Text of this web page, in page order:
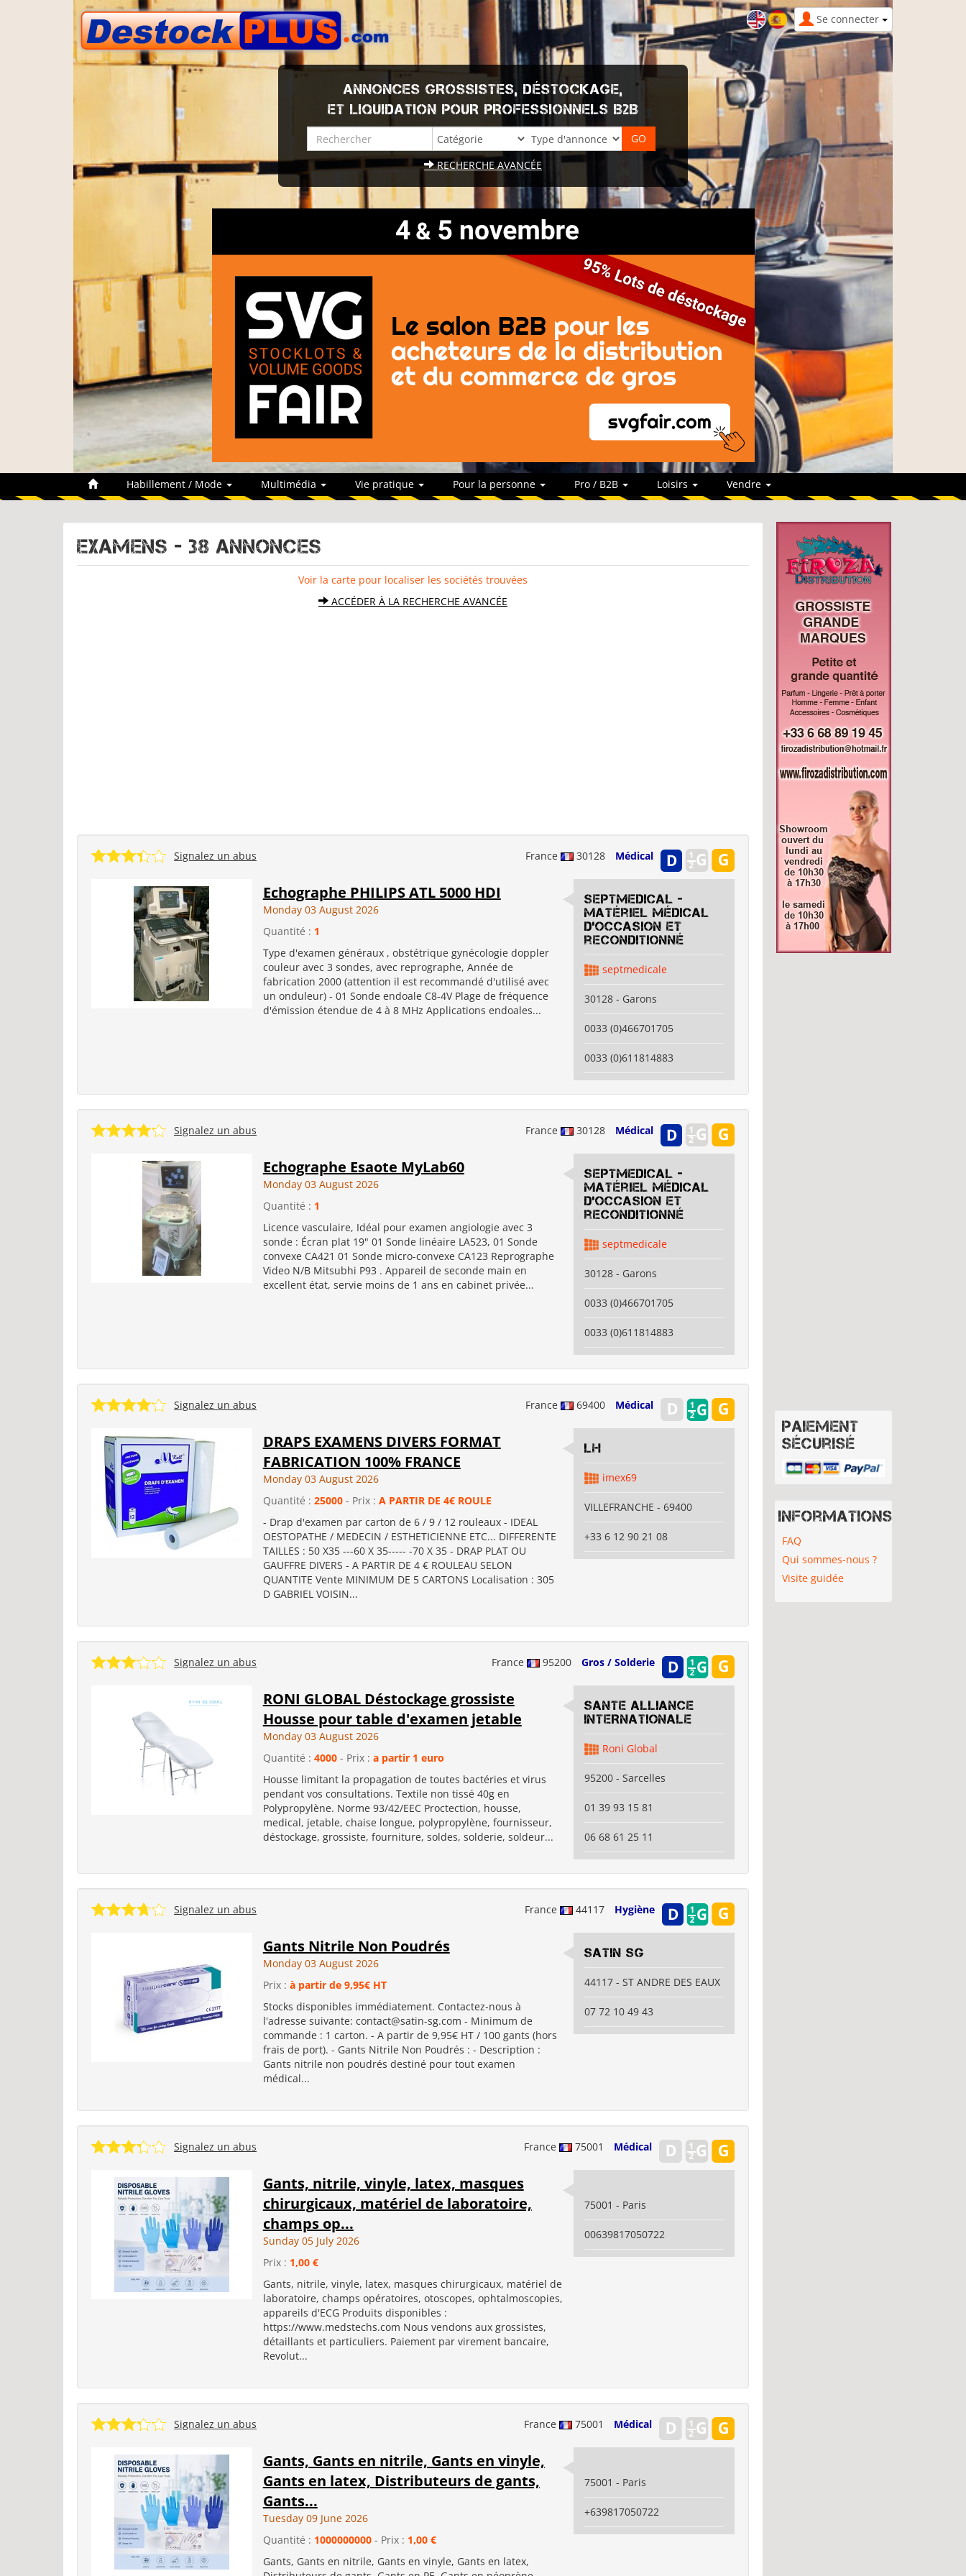
Se connecter
ANNONCES GROSSISTES, DÉSTOCKAGE,
ET LIQUIDATION POUR PROFESSIONNELS B2B
RECHERCHE AVANCÉE
Habillement / Mode Multimédia Vie pratique Pour la personne Pro / B2B Loisirs Vendre
EXAMENS - 38 Annonces
Voir la carte pour localiser les sociétés trouvées
ACCÉDER À LA RECHERCHE AVANCÉE
France 30128 Médical
Signalez un abus
Echographe PHILIPS ATL 5000 HDI
Monday 03 August 2026
Quantité : 1
Type d'examen généraux , obstétrique gynécologie doppler
couleur avec 3 sondes, avec reprographe, Année de
fabrication 2000 (attention il est recommandé d'utilisé avec
un onduleur) - 01 Sonde endoale C8-4V Plage de fréquence
d'émission étendue de 4 à 8 MHz Applications endoales...
SEPTMEDICAL -
Matériel médical
d'occasion et
reconditionné
septmedicale
30128 - Garons
0033 (0)466701705
0033 (0)611814883
France 30128 Médical
Signalez un abus
Echographe Esaote MyLab60
Monday 03 August 2026
Quantité : 1
Licence vasculaire, Idéal pour examen angiologie avec 3
sonde : Écran plat 19" 01 Sonde linéaire LA523, 01 Sonde
convexe CA421 01 Sonde micro-convexe CA123 Reprographe
Video N/B Mitsubhi P93 . Appareil de seconde main en
excellent état, servie moins de 1 ans en cabinet privée...
SEPTMEDICAL -
Matériel médical
d'occasion et
reconditionné
septmedicale
30128 - Garons
0033 (0)466701705
0033 (0)611814883
France 69400 Médical
Signalez un abus
DRAPS EXAMENS DIVERS FORMAT
FABRICATION 100% FRANCE
Monday 03 August 2026
Quantité : 25000- Prix : A PARTIR DE 4€ ROULE
- Drap d'examen par carton de 6 / 9 / 12 rouleaux - IDEAL
OESTOPATHE / MEDECIN / ESTHETICIENNE ETC... DIFFERENTE
TAILLES : 50 X35 ---60 X 35----- -70 X 35 - DRAP PLAT OU
GAUFFRE DIVERS - A PARTIR DE 4 € ROULEAU SELON
QUANTITE Vente MINIMUM DE 5 CARTONS Localisation : 305
D GABRIEL VOISIN...
LH
imex69
VILLEFRANCHE - 69400
+33 6 12 90 21 08
France 95200 Gros / Solderie
Signalez un abus
RONI GLOBAL Déstockage grossiste
Housse pour table d'examen jetable
Monday 03 August 2026
Quantité : 4000- Prix : a partir 1 euro
Housse limitant la propagation de toutes bactéries et virus
pendant vos consultations. Textile non tissé 40g en
Polypropylène. Norme 93/42/EEC Proctection, housse,
medical, jetable, chaise longue, polypropylène, fournisseur,
déstockage, grossiste, fourniture, soldes, solderie, soldeur...
SANTE ALLIANCE
INTERNATIONALE
Roni Global
95200 - Sarcelles
01 39 93 15 81
06 68 61 25 11
France 44117 Hygiène
Signalez un abus
Gants Nitrile Non Poudrés
Monday 03 August 2026
Prix : à partir de 9,95€ HT
Stocks disponibles immédiatement. Contactez-nous à
l'adresse suivante: contact@satin-sg.com - Minimum de
commande : 1 carton. - A partir de 9,95€ HT / 100 gants (hors
frais de port). - Gants Nitrile Non Poudrés : - Description :
Gants nitrile non poudrés destiné pour tout examen
médical...
SATIN SG
44117 - ST ANDRE DES EAUX
07 72 10 49 43
France 75001 Médical
Signalez un abus
Gants, nitrile, vinyle, latex, masques
chirurgicaux, matériel de laboratoire,
champs op...
Sunday 05 July 2026
Prix : 1,00 €
Gants, nitrile, vinyle, latex, masques chirurgicaux, matériel de
laboratoire, champs opératoires, otoscopes, ophtalmoscopies,
appareils d'ECG Produits disponibles :
https://www.medstechs.com Nous vendons aux grossistes,
détaillants et particuliers. Paiement par virement bancaire,
Revolut...
75001 - Paris
00639817050722
France 75001 Médical
Signalez un abus
Gants, Gants en nitrile, Gants en vinyle,
Gants en latex, Distributeurs de gants,
Gants...
Tuesday 09 June 2026
Quantité : 1000000000- Prix : 1,00 €
Gants, Gants en nitrile, Gants en vinyle, Gants en latex,
75001 - Paris
+639817050722
Paiement
sécurisé
Informations
FAQ
Qui sommes-nous ?
Visite guidée